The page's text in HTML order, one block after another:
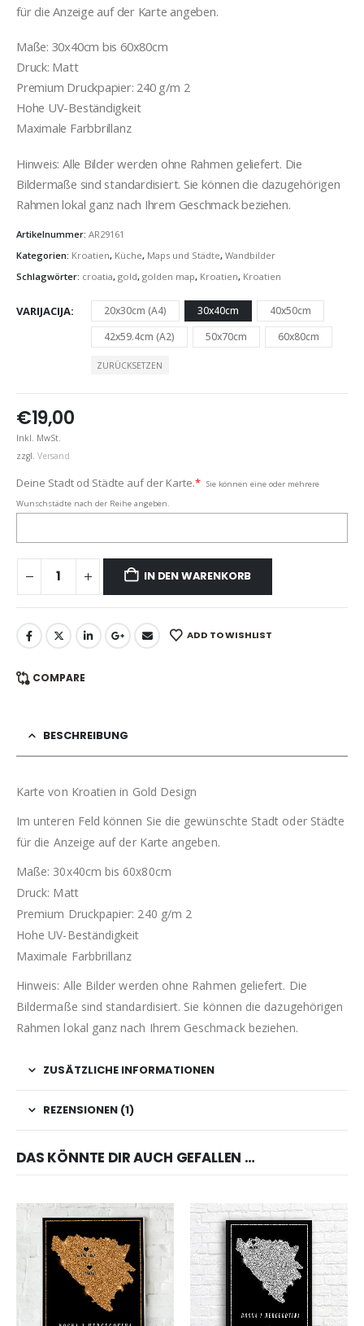
für die Anzeige auf der Karte angeben.
Maße: 30x40cm bis 60x80cm
Druck: Matt
Premium Druckpapier: 240 g/m 2
Hohe UV-Beständigkeit
Maximale Farbbrillanz
Hinweis: Alle Bilder werden ohne Rahmen geliefert. Die
Bildermaße sind standardisiert. Sie können die dazugehörigen
Rahmen lokal ganz nach Ihrem Geschmack beziehen.
Artikelnummer: AR29161
Kategorien: Kroatien, Küche, Maps und Städte, Wandbilder
Schlagwörter: croatia, gold, golden map, Kroatien, Kroatien
VARIJACIJA 20x30cm (A4) 30x40cm
40x50cm
42x59.4cm (A2)
50x70cm 60x80cm
ZURÜCKSETZEN
€19,00
Inkl. MwSt.
zzgl. Versand
Deine Stadt od Städte auf der Karte.* Sie können eine oder mehrere
Wunschstädte nach der Reihe angeben.
IN DEN WARENKORB
ADD TO WISHLIST
COMPARE
BESCHREIBUNG
Karte von Kroatien in Gold Design
Im unteren Feld können Sie die gewünschte Stadt oder Städte
für die Anzeige auf der Karte angeben.
Maße: 30x40cm bis 60x80cm
Druck: Matt
Premium Druckpapier: 240 g/m 2
Hohe UV-Beständigkeit
Maximale Farbbrillanz
Hinweis: Alle Bilder werden ohne Rahmen geliefert. Die
Bildermaße sind standardisiert. Sie können die dazugehörigen
Rahmen lokal ganz nach Ihrem Geschmack beziehen.
ZUSÄTZLICHE INFORMATIONEN
REZENSIONEN (1)
DAS KÖNNTE DIR AUCH GEFALLEN …